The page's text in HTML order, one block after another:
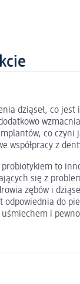
dziąseł, co
co
współpracy z
probiotykiem to
się z
zębów i
odpowiednia do
uśmiechem i